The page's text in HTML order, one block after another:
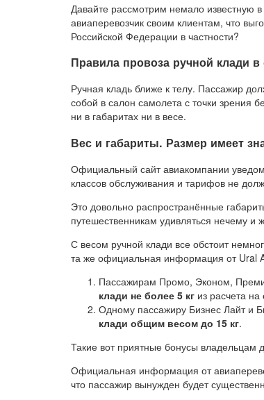
Давайте рассмотрим немало известную
авиаперевозчик своим клиентам, что
Российской Федерации в частности?
Правила провоза ручной клади
Ручная кладь ближе к телу. Пассажир
собой в салон самолета с точки зрения
ни в габаритах ни в весе.
Вес и габариты. Размер имеет
Официальный сайт авиакомпании
классов обслуживания и тарифов не
Это довольно распространённые
путешественникам удивляться нечему и
С весом ручной клади все обстоит
та же официальная информация от Ural
Пассажирам Промо, Эконом,
клади не более 5 кг из расчета на
Одному пассажиру Бизнес Лайт и
клади общим весом до 15 кг.
Такие вот приятные бонусы владельцам
Официальная информация от
что пассажир вынужден будет